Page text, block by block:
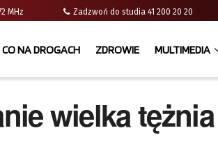
MHz Zadzwoń do studia 41 200 20 20
CO NA DROGACH ZDROWIE MULTIMEDIA
wielka tężnia